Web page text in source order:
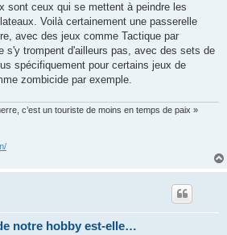
sont ceux qui se mettent à peindre les
Voilà certainement une passerelle
avec des jeux comme Tactique par
s'y trompent d'ailleurs pas, avec des sets de
spécifiquement pour certains jeux de
zombicide par exemple.
c’est un touriste de moins en temps de paix »
notre hobby est-elle…